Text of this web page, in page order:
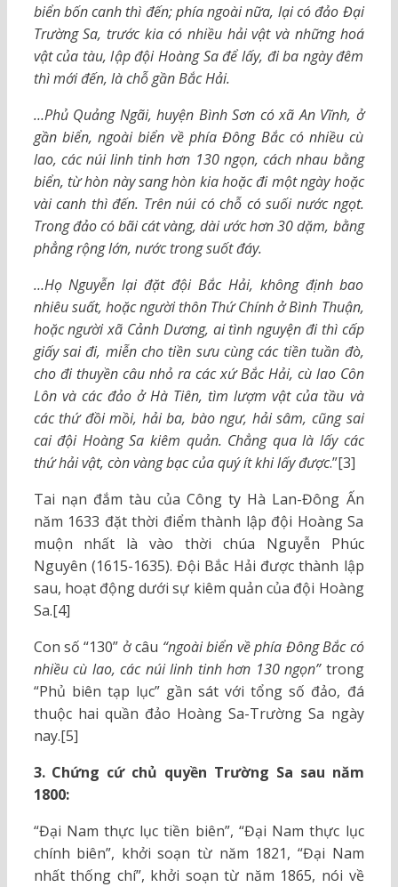
biển bốn canh thì đến; phía ngoài nữa, lại có đảo Đại
Trường Sa, trước kia có nhiều hải vật và những hoá
vật của tàu, lập đội Hoàng Sa để lấy, đi ba ngày đêm
thì mới đến, là chỗ gần Bắc Hải.
…Phủ Quảng Ngãi, huyện Bình Sơn có xã An Vĩnh, ở
gần biển, ngoài biển về phía Đông Bắc có nhiều cù
lao, các núi linh tinh hơn 130 ngọn, cách nhau bằng
biển, từ hòn này sang hòn kia hoặc đi một ngày hoặc
vài canh thì đến. Trên núi có chỗ có suối nước ngọt.
Trong đảo có bãi cát vàng, dài ước hơn 30 dặm, bằng
phẳng rộng lớn, nước trong suốt đáy.
…Họ Nguyễn lại đặt đội Bắc Hải, không định bao
nhiêu suất, hoặc người thôn Thứ Chính ở Bình Thuận,
hoặc người xã Cảnh Dương, ai tình nguyện đi thì cấp
giấy sai đi, miễn cho tiền sưu cùng các tiền tuần đò,
cho đi thuyền câu nhỏ ra các xứ Bắc Hải, cù lao Côn
Lôn và các đảo ở Hà Tiên, tìm lượm vật của tầu và
các thứ đồi mồi, hải ba, bào ngư, hải sâm, cũng sai
cai đội Hoàng Sa kiêm quản. Chẳng qua là lấy các
thứ hải vật, còn vàng bạc của quý ít khi lấy được.”[3]
Tai nạn đắm tàu của Công ty Hà Lan-Đông Ấn
năm 1633 đặt thời điểm thành lập đội Hoàng Sa
muộn nhất là vào thời chúa Nguyễn Phúc
Nguyên (1615-1635). Đội Bắc Hải được thành lập
sau, hoạt động dưới sự kiêm quản của đội Hoàng
Sa.[4]
Con số “130” ở câu “ngoài biển về phía Đông Bắc có
nhiều cù lao, các núi linh tinh hơn 130 ngọn”trong
“Phủ biên tạp lục” gần sát với tổng số đảo, đá
thuộc hai quần đảo Hoàng Sa-Trường Sa ngày
nay.[5]
3. Chứng cứ chủ quyền Trường Sa sau năm
1800:
“Đại Nam thực lục tiền biên”, “Đại Nam thực lục
chính biên”, khởi soạn từ năm 1821, “Đại Nam
nhất thống chí”, khởi soạn từ năm 1865, nói về